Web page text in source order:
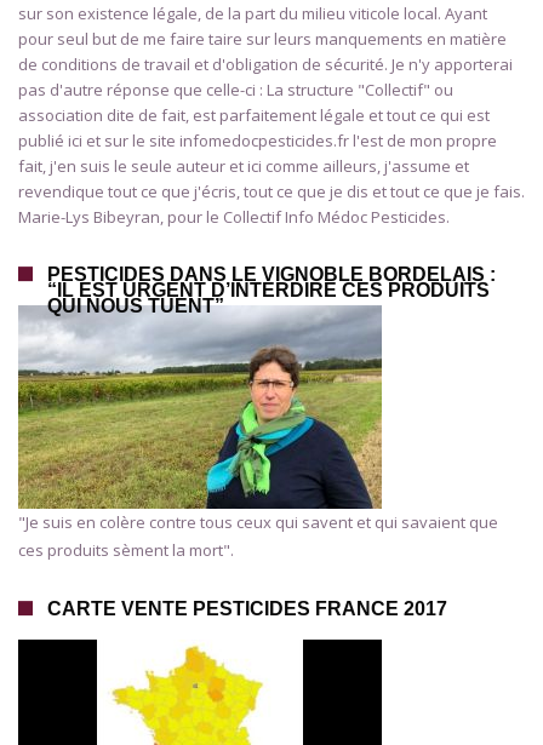
sur son existence légale, de la part du milieu viticole local. Ayant
pour seul but de me faire taire sur leurs manquements en matière
de conditions de travail et d'obligation de sécurité. Je n'y apporterai
pas d'autre réponse que celle-ci : La structure "Collectif" ou
association dite de fait, est parfaitement légale et tout ce qui est
publié ici et sur le site infomedocpesticides.fr l'est de mon propre
fait, j'en suis le seule auteur et ici comme ailleurs, j'assume et
revendique tout ce que j'écris, tout ce que je dis et tout ce que je fais.
Marie-Lys Bibeyran, pour le Collectif Info Médoc Pesticides.
PESTICIDES DANS LE VIGNOBLE BORDELAIS :
“IL EST URGENT D’INTERDIRE CES PRODUITS
QUI NOUS TUENT”
"Je suis en colère contre tous ceux qui savent et qui savaient que
ces produits sèment la mort".
CARTE VENTE PESTICIDES FRANCE 2017